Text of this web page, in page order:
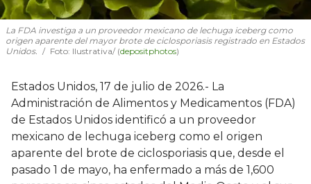
La FDA investiga a un proveedor mexicano de lechuga iceberg como
origen aparente del mayor brote de ciclosporiasis registrado en Estados
Unidos.
Foto: Ilustrativa/ (depositphotos)
Estados Unidos, 17 de julio de 2026.- La
Administración de Alimentos y Medicamentos (FDA)
de Estados Unidos identificó a un proveedor
mexicano de lechuga iceberg como el origen
aparente del brote de ciclosporiasis que, desde el
pasado 1 de mayo, ha enfermado a más de 1,600